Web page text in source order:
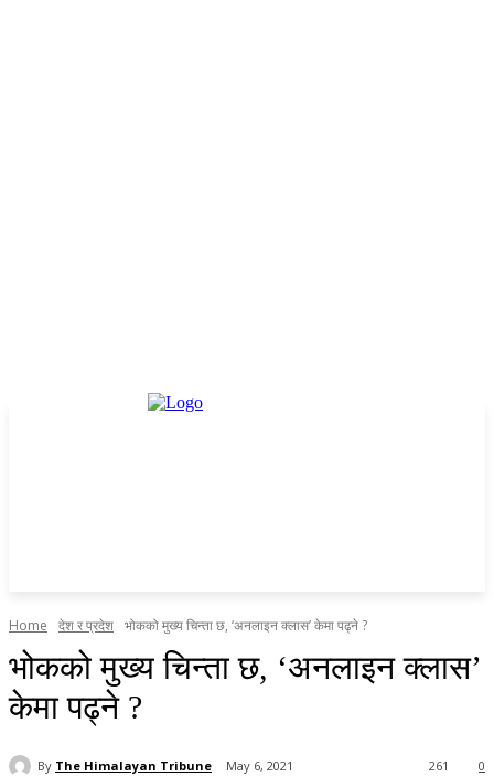
Home देश र प्रदेश भोकको मुख्य चिन्ता छ, ‘अनलाइन क्लास’ केमा पढ्ने ?
भोकको मुख्य चिन्ता छ, ‘अनलाइन क्लास’
केमा पढ्ने ?
By The Himalayan Tribune May 6, 2021 0
261